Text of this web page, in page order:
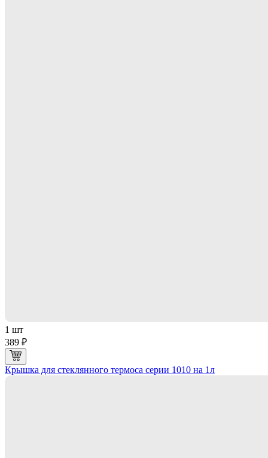
1 шт
389 ₽
Крышка для стеклянного термоса серии 1010 на 1л